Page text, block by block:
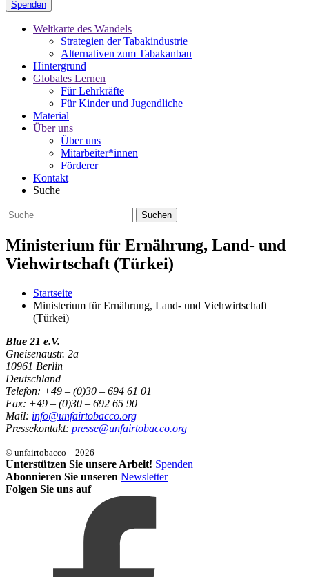
Spenden
Weltkarte des Wandels
Strategien der Tabakindustrie
Alternativen zum Tabakanbau
Hintergrund
Globales Lernen
Für Lehrkräfte
Für Kinder und Jugendliche
Material
Über uns
Über uns
Mitarbeiter*innen
Förderer
Kontakt
Suche
Ministerium für Ernährung, Land- und
Viehwirtschaft (Türkei)
Startseite
Ministerium für Ernährung, Land- und Viehwirtschaft
(Türkei)
Blue 21 e.V.
Gneisenaustr. 2a
10961 Berlin
Deutschland
Telefon: +49 – (0)30 – 694 61 01
Fax: +49 – (0)30 – 692 65 90
Mail: info@unfairtobacco.org
Pressekontakt: presse@unfairtobacco.org
© unfairtobacco – 2026
Unterstützen Sie unsere Arbeit! Spenden
Abonnieren Sie unseren Newsletter
Folgen Sie uns auf